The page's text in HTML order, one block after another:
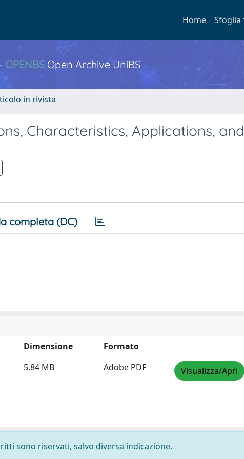
Home Sfoglia
OPENBS Open Archive UniBS
in rivista
Characteristics, Applications, and
completa (DC)
Dimensione
Formato
5.84 MB Adobe PDF Visualizza/Apri
sono riservati, salvo diversa indicazione.